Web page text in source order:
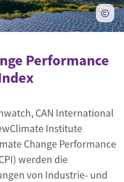
Performance
CAN International
Institute
Change Performance
werden die
von Industrie- und